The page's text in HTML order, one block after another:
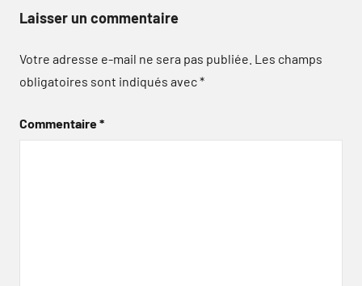
Laisser un commentaire
Votre adresse e-mail ne sera pas publiée. Les champs
obligatoires sont indiqués avec*
Commentaire*